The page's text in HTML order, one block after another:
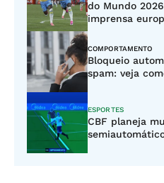
do Mundo
imprensa
COMPORTAMENTO
Bloqueio
spam: veja
ESPORTES
CBF planeja